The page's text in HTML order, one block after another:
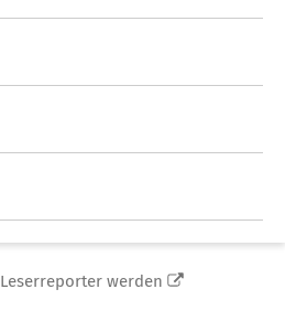
Leserreporter werden